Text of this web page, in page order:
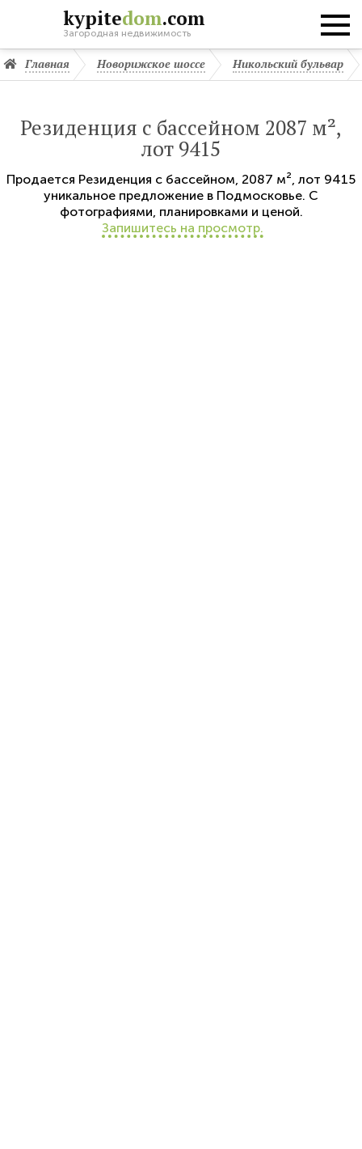
kypitedom.com
Загородная недвижимость
Главная Новорижское шоссе Никольский бульвар
Резиденция с бассейном 2087 м²,
лот 9415
Продается Резиденция с бассейном, 2087 м², лот 9415
уникальное предложение в Подмосковье. С
фотографиями, планировками и ценой.
Запишитесь на просмотр.